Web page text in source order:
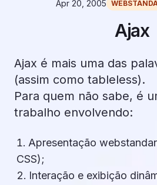
Apr 20, 2005
Ajax
Ajax é mais uma das
(assim como tableless).
Para quem não sabe, é
trabalho envolvendo:
Apresentação
CSS);
Interação e exibição